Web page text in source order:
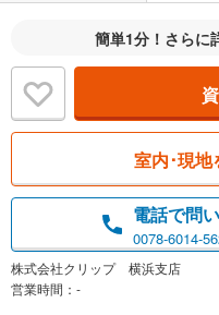
簡単1分！さらに
室内･現地
電話で問
0078-6014-
株式会社クリップ 横浜支店
営業時間：-